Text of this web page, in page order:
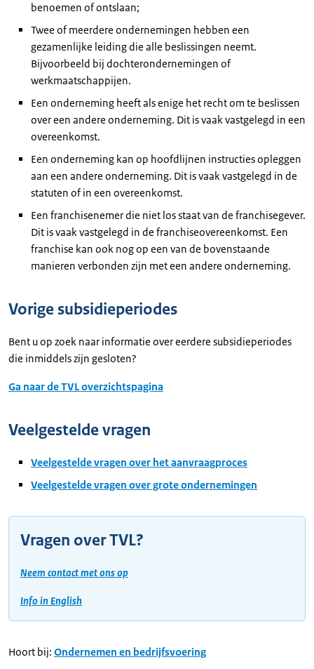
benoemen of ontslaan;
Twee of meerdere ondernemingen hebben een
gezamenlijke leiding die alle beslissingen neemt.
Bijvoorbeeld bij dochterondernemingen of
werkmaatschappijen.
Een onderneming heeft als enige het recht om te beslissen
over een andere onderneming. Dit is vaak vastgelegd in een
overeenkomst.
Een onderneming kan op hoofdlijnen instructies opleggen
aan een andere onderneming. Dit is vaak vastgelegd in de
statuten of in een overeenkomst.
Een franchisenemer die niet los staat van de franchisegever.
Dit is vaak vastgelegd in de franchiseovereenkomst. Een
franchise kan ook nog op een van de bovenstaande
manieren verbonden zijn met een andere onderneming.
Vorige subsidieperiodes
Bent u op zoek naar informatie over eerdere subsidieperiodes
die inmiddels zijn gesloten?
Ga naar de TVL overzichtspagina
Veelgestelde vragen
Veelgestelde vragen over het aanvraagproces
Veelgestelde vragen over grote ondernemingen
Vragen over TVL?
Neem contact met ons op
Info in English
Hoort bij: Ondernemen en bedrijfsvoering